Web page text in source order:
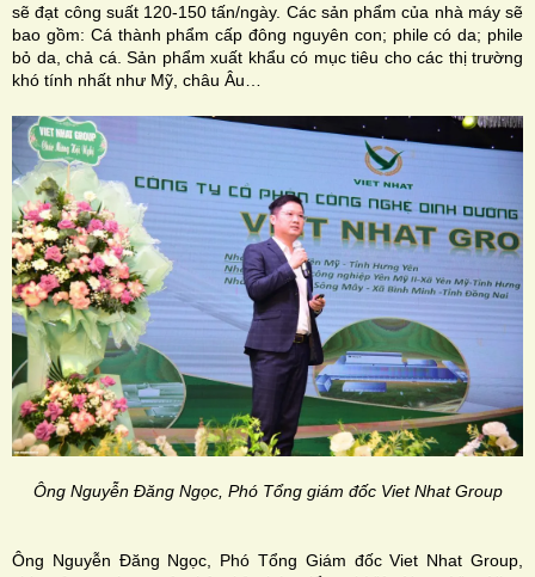
sẽ đạt công suất 120-150 tấn/ngày. Các sản phẩm của nhà máy sẽ
bao gồm: Cá thành phẩm cấp đông nguyên con; phile có da; phile
bỏ da, chả cá. Sản phẩm xuất khẩu có mục tiêu cho các thị trường
khó tính nhất như Mỹ, châu Âu…
Ông Nguyễn Đăng Ngọc, Phó Tổng giám đốc Viet Nhat Group
Ông Nguyễn Đăng Ngọc, Phó Tổng Giám đốc Viet Nhat Group,